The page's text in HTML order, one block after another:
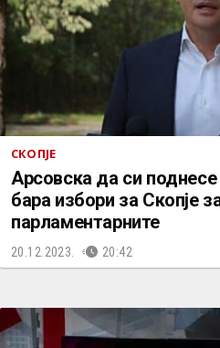
СКОПЈЕ
Арсовска да си
бара избори за Скопје
парламентарните
20.12.2023. 20:42